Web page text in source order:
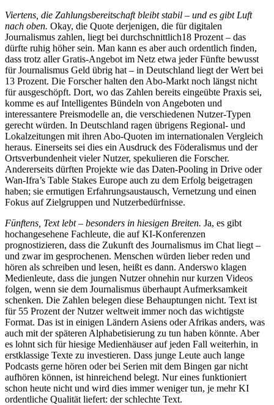
Viertens, die Zahlungsbereitschaft bleibt stabil – und es gibt Luft
nach oben. Okay, die Quote derjenigen, die für digitalen
Journalismus zahlen, liegt bei durchschnittlich18 Prozent – das
dürfte ruhig höher sein. Man kann es aber auch ordentlich finden,
dass trotz aller Gratis-Angebot im Netz etwa jeder Fünfte bewusst
für Journalismus Geld übrig hat – in Deutschland liegt der Wert bei
13 Prozent. Die Forscher halten den Abo-Markt noch längst nicht
für ausgeschöpft. Dort, wo das Zahlen bereits eingeübte Praxis sei,
komme es auf Intelligentes Bündeln von Angeboten und
interessantere Preismodelle an, die verschiedenen Nutzer-Typen
gerecht würden. In Deutschland ragen übrigens Regional- und
Lokalzeitungen mit ihren Abo-Quoten im internationalen Vergleich
heraus. Einerseits sei dies ein Ausdruck des Föderalismus und der
Ortsverbundenheit vieler Nutzer, spekulieren die Forscher.
Andererseits dürften Projekte wie das Daten-Pooling in Drive oder
Wan-Ifra’s Table Stakes Europe auch zu dem Erfolg beigetragen
haben; sie ermutigen Erfahrungsaustausch, Vernetzung und einen
Fokus auf Zielgruppen und Nutzerbedürfnisse.
Fünftens, Text lebt – besonders in hiesigen Breiten. Ja, es gibt
hochangesehene Fachleute, die auf KI-Konferenzen
prognostizieren, dass die Zukunft des Journalismus im Chat liegt –
und zwar im gesprochenen. Menschen würden lieber reden und
hören als schreiben und lesen, heißt es dann. Anderswo klagen
Medienleute, dass die jungen Nutzer ohnehin nur kurzen Videos
folgen, wenn sie dem Journalismus überhaupt Aufmerksamkeit
schenken. Die Zahlen belegen diese Behauptungen nicht. Text ist
für 55 Prozent der Nutzer weltweit immer noch das wichtigste
Format. Das ist in einigen Ländern Asiens oder Afrikas anders, was
auch mit der späteren Alphabetisierung zu tun haben könnte. Aber
es lohnt sich für hiesige Medienhäuser auf jeden Fall weiterhin, in
erstklassige Texte zu investieren. Dass junge Leute auch lange
Podcasts gerne hören oder bei Serien mit dem Bingen gar nicht
aufhören können, ist hinreichend belegt. Nur eines funktioniert
schon heute nicht und wird dies immer weniger tun, je mehr KI
ordentliche Qualität liefert: der schlechte Text.